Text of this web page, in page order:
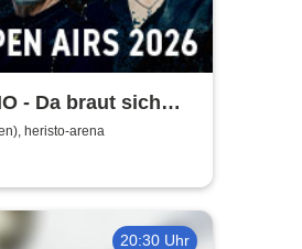
- Da braut sich
- Open Air
heristo-arena
20:30 Uhr